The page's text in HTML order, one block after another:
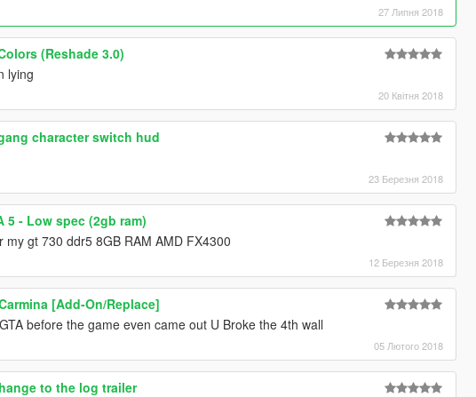
27 Липня 2018
(Reshade 3.0)
lying
20 Квітня 2018
character switch hud
23 Березня 2018
5 - Low spec (2gb ram)
gt 730 ddr5 8GB RAM AMD FX4300
12 Березня 2018
[Add-On/Replace]
before the game even came out U Broke the 4th wall
05 Лютого 2018
to the log trailer